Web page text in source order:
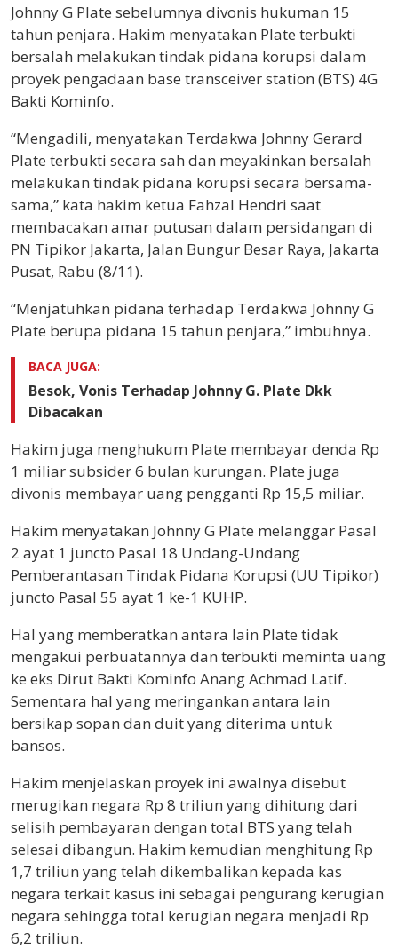
Johnny G Plate sebelumnya divonis hukuman 15
tahun penjara. Hakim menyatakan Plate terbukti
bersalah melakukan tindak pidana korupsi dalam
proyek pengadaan base transceiver station (BTS) 4G
Bakti Kominfo.
“Mengadili, menyatakan Terdakwa Johnny Gerard
Plate terbukti secara sah dan meyakinkan bersalah
melakukan tindak pidana korupsi secara bersama-
sama,” kata hakim ketua Fahzal Hendri saat
membacakan amar putusan dalam persidangan di
PN Tipikor Jakarta, Jalan Bungur Besar Raya, Jakarta
Pusat, Rabu (8/11).
“Menjatuhkan pidana terhadap Terdakwa Johnny G
Plate berupa pidana 15 tahun penjara,” imbuhnya.
BACA JUGA:
Besok, Vonis Terhadap Johnny G. Plate Dkk
Dibacakan
Hakim juga menghukum Plate membayar denda Rp
1 miliar subsider 6 bulan kurungan. Plate juga
divonis membayar uang pengganti Rp 15,5 miliar.
Hakim menyatakan Johnny G Plate melanggar Pasal
2 ayat 1 juncto Pasal 18 Undang-Undang
Pemberantasan Tindak Pidana Korupsi (UU Tipikor)
juncto Pasal 55 ayat 1 ke-1 KUHP.
Hal yang memberatkan antara lain Plate tidak
mengakui perbuatannya dan terbukti meminta uang
ke eks Dirut Bakti Kominfo Anang Achmad Latif.
Sementara hal yang meringankan antara lain
bersikap sopan dan duit yang diterima untuk
bansos.
Hakim menjelaskan proyek ini awalnya disebut
merugikan negara Rp 8 triliun yang dihitung dari
selisih pembayaran dengan total BTS yang telah
selesai dibangun. Hakim kemudian menghitung Rp
1,7 triliun yang telah dikembalikan kepada kas
negara terkait kasus ini sebagai pengurang kerugian
negara sehingga total kerugian negara menjadi Rp
6,2 triliun.